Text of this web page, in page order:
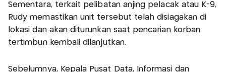
Sementara, terkait pelibatan anjing pelacak atau K-9,
Rudy memastikan unit tersebut telah disiagakan di
lokasi dan akan diturunkan saat pencarian korban
tertimbun kembali dilanjutkan.
Sebelumnya, Kepala Pusat Data, Informasi dan